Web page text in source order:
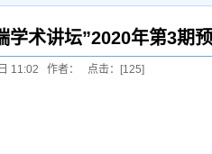
学术讲坛”2020年第3期
11:02 作者： 点击：[125]